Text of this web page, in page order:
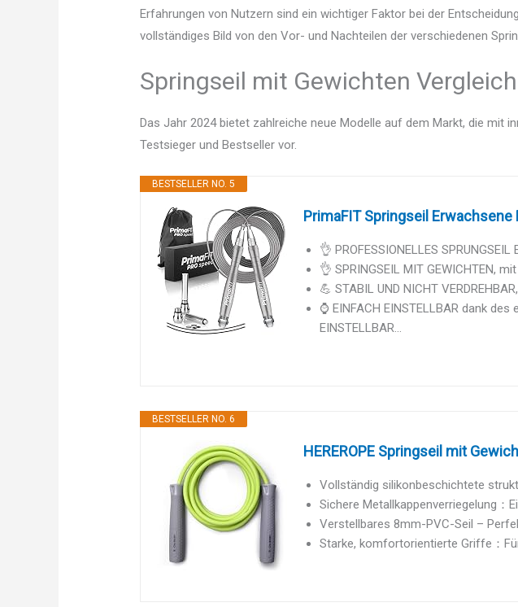
Erfahrungen von Nutzern sind ein wichtiger Faktor bei der
vollständiges Bild von den Vor- und Nachteilen der verschiedenen
Springseil mit Gewichten
Das Jahr 2024 bietet zahlreiche neue Modelle auf dem Markt, die mit
Testsieger und Bestseller vor.
BESTSELLER NO. 5
PrimaFIT Springseil
👌 PROFESSIONELLES
👌 SPRINGSEIL MIT GEWICHTEN,
💪 STABIL UND NICHT
⌚ EINFACH EINSTELLBAR dank des
EINSTELLBAR...
BESTSELLER NO. 6
HEREROPE Springseil mit
Vollständig silikonbeschichtete
Sichere Metallkappenverriegelung：
Verstellbares 8mm-PVC-Seil –
Starke, komfortorientierte Griffe：